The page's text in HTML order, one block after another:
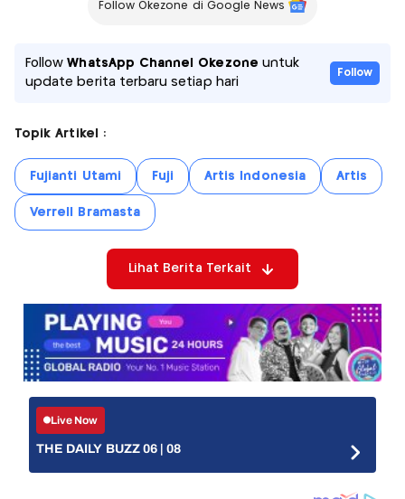
Follow Okezone di Google News
FollowWhatsApp Channel Okezone untuk
update berita terbaru setiap hari
Follow
Topik Artikel :
Fujianti Utami Fuji Artis Indonesia Artis
Verrell Bramasta
Lihat Berita Terkait
Live Now
THE DAILY BUZZ 06 | 08